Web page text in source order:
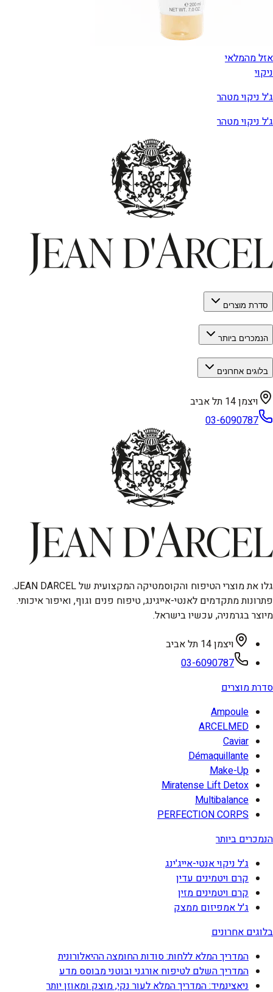
אזל מהמלאי
ניקוי
ג'ל ניקוי מטהר
ג'ל ניקוי מטהר
סדרת מוצרים
הנמכרים ביותר
בלוגים אחרונים
ויצמן 14 תל אביב
03-6090787
גלו את מוצרי הטיפוח והקוסמטיקה המקצועית של JEAN DARCEL.
פתרונות מתקדמים לאנטי-אייגינג, טיפוח פנים וגוף, ואיפור איכותי.
מיוצר בגרמניה, עכשיו בישראל.
ויצמן 14 תל אביב
03-6090787
סדרת מוצרים
Ampoule
ARCELMED
Caviar
Démaquillante
Make-Up
Miratense Lift Detox
Multibalance
PERFECTION CORPS
הנמכרים ביותר
ג'ל ניקוי אנטי-אייג'ינג
קרם ויטמינים עדין
קרם ויטמינים מזין
ג'ל אמפיזום ממצק
בלוגים אחרונים
המדריך המלא ללחות: סודות החומצה ההיאלורונית
המדריך השלם לטיפוח אורגני ובוטני מבוסס מדע
ניאצינמיד: המדריך המלא לעור נקי, מוצק ומאוזן יותר